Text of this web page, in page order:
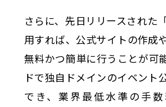
さらに、先日リリースされた
用すれば、公式サイトの作成
無料かつ簡単に行うことが可
ドで独自ドメインのイベント
でき、業界最低水準の手